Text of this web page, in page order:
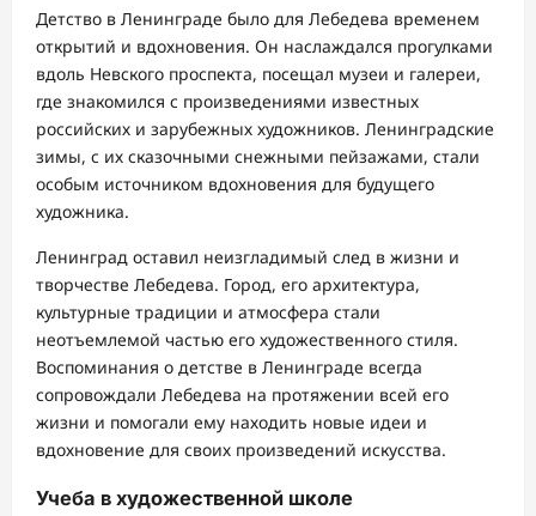
Детство в Ленинграде было для Лебедева временем
открытий и вдохновения. Он наслаждался прогулками
вдоль Невского проспекта, посещал музеи и галереи,
где знакомился с произведениями известных
российских и зарубежных художников. Ленинградские
зимы, с их сказочными снежными пейзажами, стали
особым источником вдохновения для будущего
художника.
Ленинград оставил неизгладимый след в жизни и
творчестве Лебедева. Город, его архитектура,
культурные традиции и атмосфера стали
неотъемлемой частью его художественного стиля.
Воспоминания о детстве в Ленинграде всегда
сопровождали Лебедева на протяжении всей его
жизни и помогали ему находить новые идеи и
вдохновение для своих произведений искусства.
Учеба в художественной школе